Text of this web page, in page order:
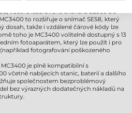
včetně laserového skeneru SE960 a s
to rozšiřuje o snímač SE58, který
dosah, takže i vzdálené čárové kódy lze
toho je MC3400 volitelně dostupný s 13
fotoaparátem, který lze použít i pro
fotografování poškozeného
MC3400 je plně kompatibilní s
včetně nabíjecích stanic, baterií a dalšího
společnostem bezproblémový
bez výrazných dodatečných nákladů na